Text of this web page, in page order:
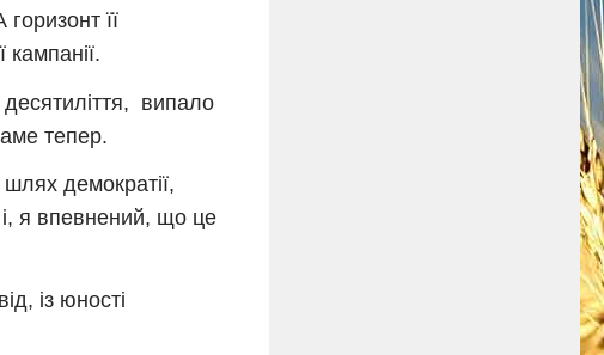
її
десятиліття, випало
тепер.
демократії,
і, я впевнений, що це
із юності